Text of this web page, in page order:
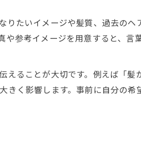
ト
ング
ず
りたいイメージや髪質、過去のヘ
参考イメージを用意すると、言
ることが大切です。例えば「髪
きく影響します。事前に自分の希